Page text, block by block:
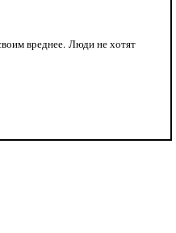
вреднее. Люди не хотят